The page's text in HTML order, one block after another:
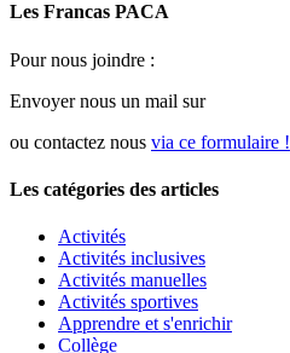
Les Francas PACA
Pour nous joindre :
Envoyer nous un mail sur
ou contactez nous via ce formulaire !
Les catégories des articles
Activités
Activités inclusives
Activités manuelles
Activités sportives
Apprendre et s'enrichir
Collège